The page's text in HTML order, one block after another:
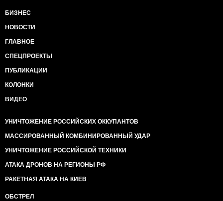
БИЗНЕС
НОВОСТИ
ГЛАВНОЕ
СПЕЦПРОЕКТЫ
ПУБЛИКАЦИИ
КОЛОНКИ
ВИДЕО
УНИЧТОЖЕНИЕ РОССИЙСКИХ ОККУПАНТОВ
МАССИРОВАННЫЙ КОМБИНИРОВАННЫЙ УДАР
УНИЧТОЖЕНИЕ РОССИЙСКОЙ ТЕХНИКИ
АТАКА ДРОНОВ НА РЕГИОНЫ РФ
РАКЕТНАЯ АТАКА НА КИЕВ
ОБСТРЕЛ